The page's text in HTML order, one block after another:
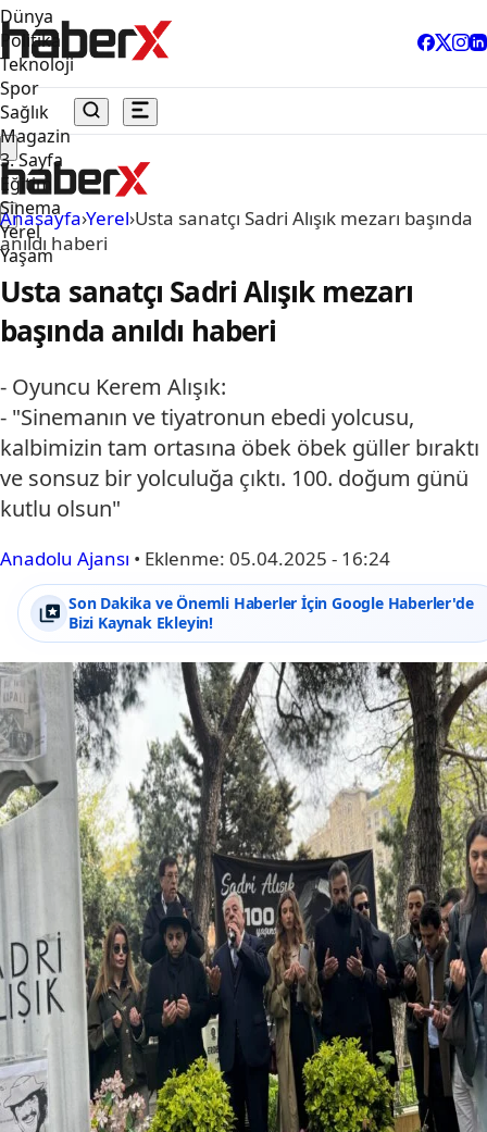
Dünya
Politika
Teknoloji
Spor
Sağlık
Magazin
3. Sayfa
Eğitim
Sinema
Yerel
Yaşam
Anasayfa›Yerel›Usta sanatçı Sadri Alışık mezarı başında
anıldı haberi
Usta sanatçı Sadri Alışık mezarı
başında anıldı haberi
- Oyuncu Kerem Alışık:
- "Sinemanın ve tiyatronun ebedi yolcusu,
kalbimizin tam ortasına öbek öbek güller bıraktı
ve sonsuz bir yolculuğa çıktı. 100. doğum günü
kutlu olsun"
Anadolu Ajansı • Eklenme: 05.04.2025 - 16:24
Son Dakika ve Önemli Haberler İçin Google Haberler'de
Bizi Kaynak Ekleyin!